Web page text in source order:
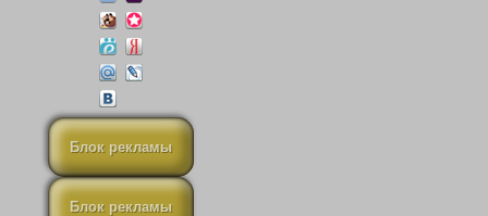
Блок рекламы
Блок рекламы